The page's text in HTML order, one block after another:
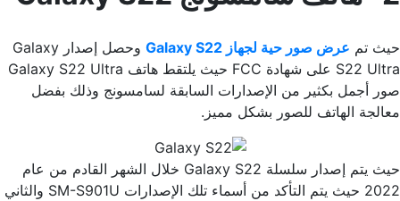
حيث تم عرض صور حية لجهاز Galaxy S22
وحصل إصدار Galaxy
S22 Ultra على شهادة FCC حيث يلتقط هاتف Galaxy S22 Ultra
صور أجمل بكثير من الإصدارات السابقة لسامسونج وذلك بفضل
معالجة الهاتف للصور بشكل مميز.
حيث يتم إصدار سلسلة Galaxy S22 خلال الشهر القادم من عام
2022 حيث يتم التأكد من أسماء تلك الإصدارات SM-S901U والثاني